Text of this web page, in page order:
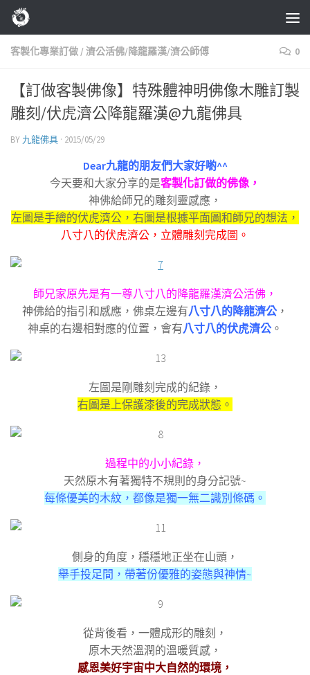
Skip to content
客製化專業訂做 /濟公活佛/降龍羅漢/濟公師傅 0
【訂做客製佛像】特殊體神明佛像木雕訂製
雕刻/伏虎濟公降龍羅漢@九龍佛具
BY 九龍佛具 · 2015/05/29
Dear九龍的朋友們大家好喲^^
今天要和大家分享的是客製化訂做的佛像，
神佛給師兄的雕刻靈感應，
左圖是手繪的伏虎濟公，右圖是根據平面圖和師兄的想法，
八寸八的伏虎濟公，立體雕刻完成圖。
師兄家原先是有一尊八寸八的降龍羅漢濟公活佛，
神佛給的指引和感應，佛桌左邊有八寸八的降龍濟公 ，
神桌的右邊相對應的位置，會有八寸八的伏虎濟公 。
左圖是剛雕刻完成的紀錄，
右圖是上保護漆後的完成狀態。
過程中的小小紀錄，
天然原木有著獨特不規則的身分記號~
每條優美的木紋，都像是獨一無二識別條碼。
側身的角度，穩穩地正坐在山頭，
舉手投足間，帶著份優雅的姿態與神情~
從背後看，一體成形的雕刻，
原木天然溫潤的溫暖質感，
感恩美好宇宙中大自然的環境，